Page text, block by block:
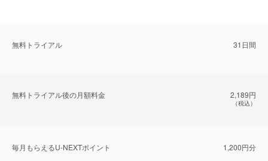
無料トライアル 31日間
無料トライアル後の⽉額料金 2,189円
（税込）
毎⽉もらえるU-NEXTポイント 1,200円分